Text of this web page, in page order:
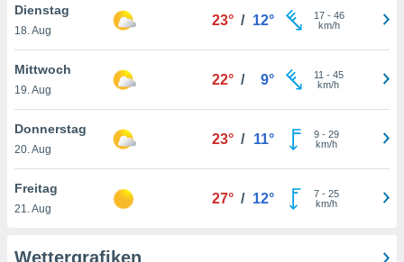
nicht
von
und
auf
klicken.
Dienstag
18. Aug
23° / 12° 17- 46
km/h
Mittwoch
19. Aug
22° / 9° 11 - 45
km/h
Donnerstag
20. Aug
23° / 11° 9- 29
km/h
Freitag
21. Aug
27° / 12° 7- 25
km/h
Wettergrafiken